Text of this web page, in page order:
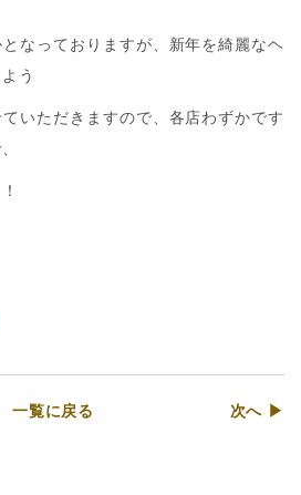
なっておりますが、新年を綺麗なヘ
う
いただきますので、各店わずかです
一覧に戻る 次へ ▶